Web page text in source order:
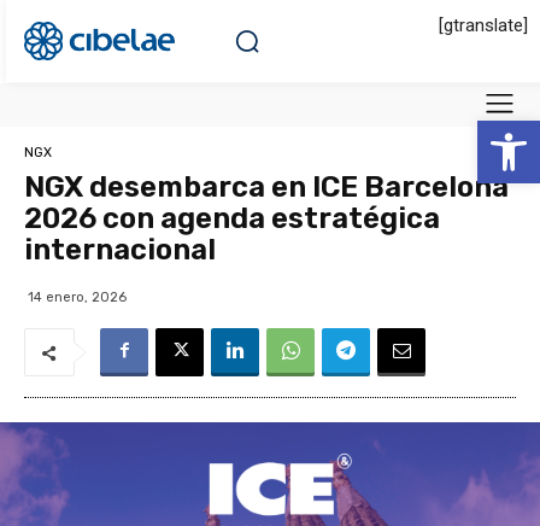
Abrir
[gtranslate]
NGX
NGX desembarca en ICE Barcelona
2026 con agenda estratégica
internacional
14 enero, 2026